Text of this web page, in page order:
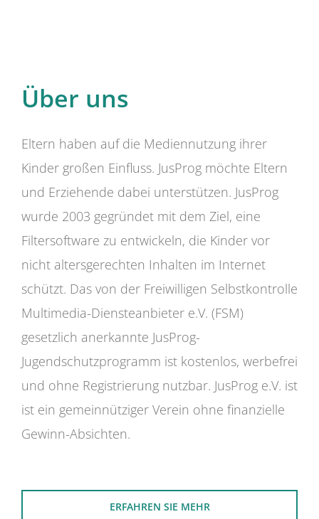
Über uns
Eltern haben auf die Mediennutzung ihrer
Kinder großen Einfluss. JusProg möchte Eltern
und Erziehende dabei unterstützen. JusProg
wurde 2003 gegründet mit dem Ziel, eine
Filtersoftware zu entwickeln, die Kinder vor
nicht altersgerechten Inhalten im Internet
schützt. Das von der Freiwilligen Selbstkontrolle
Multimedia-Diensteanbieter e.V. (FSM)
gesetzlich anerkannte JusProg-
Jugendschutzprogramm ist kostenlos, werbefrei
und ohne Registrierung nutzbar. JusProg e.V. ist
ist ein gemeinnütziger Verein ohne finanzielle
Gewinn-Absichten.
ERFAHREN SIE MEHR